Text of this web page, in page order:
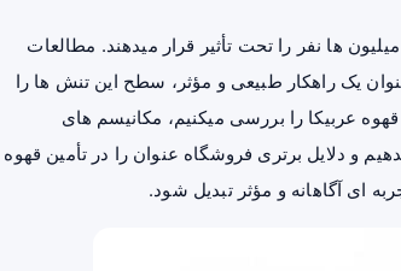
ها نفر را تحت تأثیر قرار میدهند. مطالعات
یک راهکار طبیعی و مؤثر، سطح این تنش‌ ها را
عربیکا را بررسی میکنیم، مکانیسم‌ های
و دلایل برتری فروشگاه عنوان را در تأمین قهوه
ای آگاهانه و مؤثر تبدیل شود.